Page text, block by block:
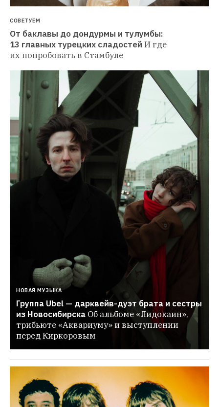
СОВЕТУЕМ
От баклавы до дондурмы и тулумбы:
13 главных турецких сладостей И где
их попробовать в Стамбуле
НОВАЯ МУЗЫКА
Группа Ubel — дарквейв-дуэт брата и сестры
из Новосибирска Об альбоме «Лидокаин»,
трибьюте «Аквариуму» и выступлении
перед Киркоровым